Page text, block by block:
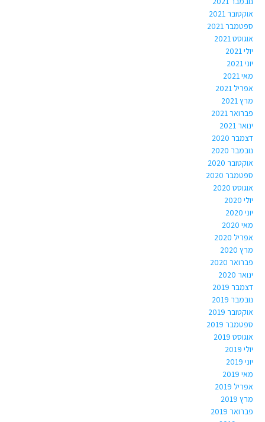
אוקטובר 2021
ספטמבר 2021
אוגוסט 2021
יולי 2021
יוני 2021
מאי 2021
אפריל 2021
מרץ 2021
פברואר 2021
ינואר 2021
דצמבר 2020
נובמבר 2020
אוקטובר 2020
ספטמבר 2020
אוגוסט 2020
יולי 2020
יוני 2020
מאי 2020
אפריל 2020
מרץ 2020
פברואר 2020
ינואר 2020
דצמבר 2019
נובמבר 2019
אוקטובר 2019
ספטמבר 2019
אוגוסט 2019
יולי 2019
יוני 2019
מאי 2019
אפריל 2019
מרץ 2019
פברואר 2019